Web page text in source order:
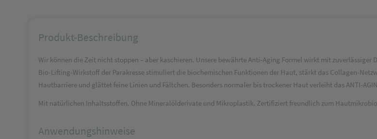
Produkt-Beschreibung
Wir können die Zeit nicht stoppen – aber kaschieren. Unsere bewährte Anti-Aging Formel wirkt mit
Bio-Lifting-Wirkstoff der Parakresse stimuliert die biochemischen Funktionen der Haut, stärkt das Collagen-
Hautbarriere und glättet feine Linien und Fältchen. Besonders normaler bis trockener Haut verleiht das ANTI-
Mit natürlichen Inhaltsstoffen. Ohne Mineralölderivate und Mikroplastik. Zertifiziert freundlich zum
Anwendungshinweise